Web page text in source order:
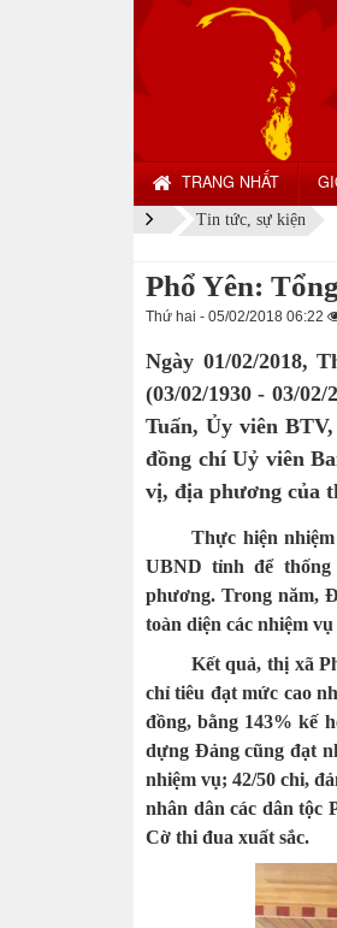
TRANG NHẤT
Tin tức, sự kiện
Phổ Yên:
Thứ hai - 05/02/2018 06:22
Ngày 01/02/2018,
(03/02/1930 - 03/
Tuấn, Ủy viên
đồng chí Uỷ viên
vị, địa phương của
Thực hiện
UBND tỉnh để
phương. Trong năm,
toàn diện các nhiệm
Kết quả, thị xã
chỉ tiêu đạt mức cao
đồng, bằng 143% kế
dựng Đảng cũng đạt
nhiệm vụ; 42/50 chi,
nhân dân các dân tộc
Cờ thi đua xuất sắc.